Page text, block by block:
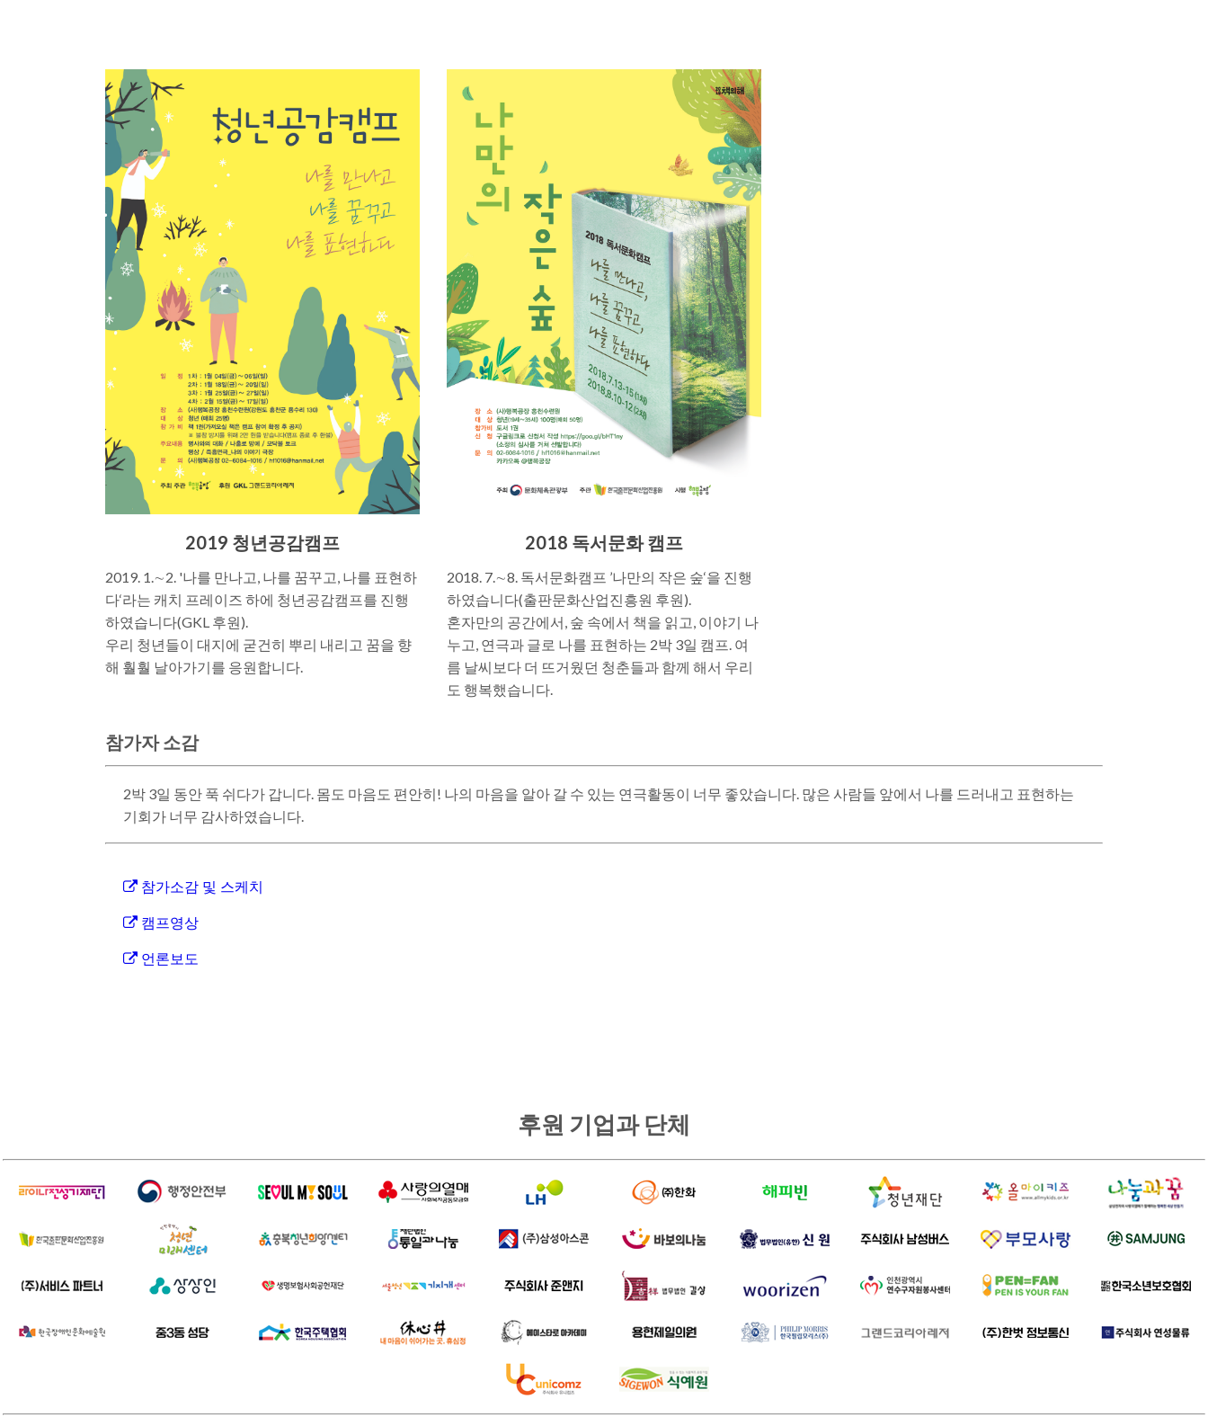
2019 청년공감캠프
2019. 1.∼2. '나를 만나고, 나를 꿈꾸고, 나를 표현하
다‘라는 캐치 프레이즈 하에 청년공감캠프를 진행
하였습니다(GKL 후원).
우리 청년들이 대지에 굳건히 뿌리 내리고 꿈을 향
해 훨훨 날아가기를 응원합니다.
2018 독서문화 캠프
2018. 7.∼8. 독서문화캠프 ’나만의 작은 숲‘을 진행
하였습니다(출판문화산업진흥원 후원).
혼자만의 공간에서, 숲 속에서 책을 읽고, 이야기 나
누고, 연극과 글로 나를 표현하는 2박 3일 캠프. 여
름 날씨보다 더 뜨거웠던 청춘들과 함께 해서 우리
도 행복했습니다.
참가자 소감
2박 3일 동안 푹 쉬다가 갑니다. 몸도 마음도 편안히! 나의 마음을 알아 갈 수 있는 연극활동이 너무 좋았습니다. 많은 사람들 앞에서 나를 드러내고 표현하는
기회가 너무 감사하였습니다.
참가소감 및 스케치
캠프영상
언론보도
후원 기업과 단체